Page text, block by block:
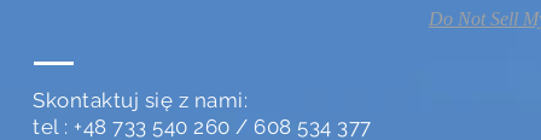
Do Not Sell
Skontaktuj się z nami:
tel : +48 733 540 260 / 608 534 377